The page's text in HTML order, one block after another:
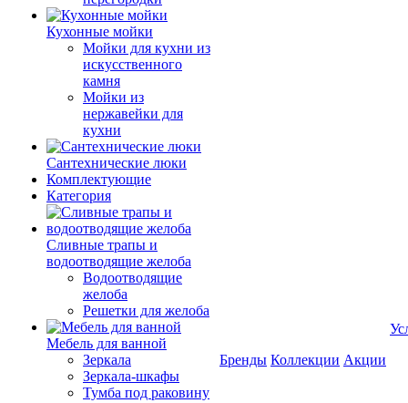
Кухонные мойки
Мойки для кухни из
искусственного
камня
Мойки из
нержавейки для
кухни
Сантехнические люки
Комплектующие
Категория
Cливные трапы и
водоотводящие желоба
Водоотводящие
желоба
Решетки для желоба
Мебель для ванной
Зеркала
Зеркала-шкафы
Тумба под раковину
Бренды Коллекции Акции